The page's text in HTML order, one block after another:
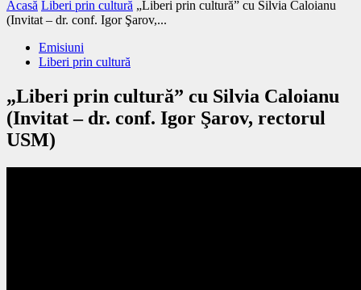
Acasă Liberi prin cultură „Liberi prin cultură” cu Silvia Caloianu
(Invitat – dr. conf. Igor Şarov,...
Emisiuni
Liberi prin cultură
„Liberi prin cultură” cu Silvia Caloianu
(Invitat – dr. conf. Igor Şarov, rectorul
USM)